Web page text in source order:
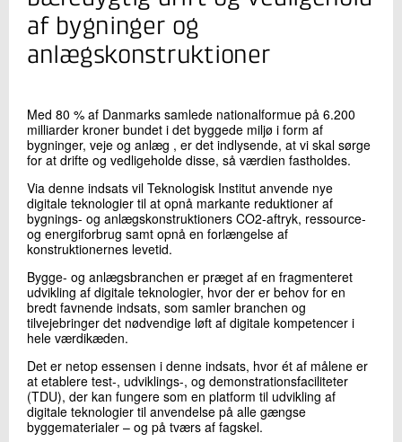
+45 72 20 11 96
Send e-mail
Skriv til mig
Send
af bygninger og
anlægskonstruktioner
Med 80 % af Danmarks samlede nationalformue på 6.200
milliarder kroner bundet i det byggede miljø i form af
bygninger, veje og anlæg , er det indlysende, at vi skal sørge
for at drifte og vedligeholde disse, så værdien fastholdes.
Via denne indsats vil Teknologisk Institut anvende nye
digitale teknologier til at opnå markante reduktioner af
bygnings- og anlægskonstruktioners CO2-aftryk, ressource-
og energiforbrug samt opnå en forlængelse af
konstruktionernes levetid.
Bygge- og anlægsbranchen er præget af en fragmenteret
udvikling af digitale teknologier, hvor der er behov for en
bredt favnende indsats, som samler branchen og
tilvejebringer det nødvendige løft af digitale kompetencer i
hele værdikæden.
Det er netop essensen i denne indsats, hvor ét af målene er
at etablere test-, udviklings-, og demonstrationsfaciliteter
(TDU), der kan fungere som en platform til udvikling af
digitale teknologier til anvendelse på alle gængse
byggematerialer – og på tværs af fagskel.